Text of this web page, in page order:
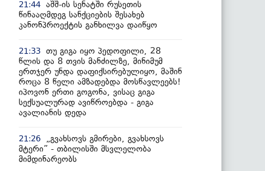
21:44 აშშ-ის სენატში რუსეთის
წინააღმდეგ სანქციების შესახებ
კანონპროექტის განხილვა დაიწყო
21:33 თუ გიგა იყო პედოფილი, 28
წლის და 8 თვის მანძილზე, მინიმუმ
ერთჯერ უნდა დაფიქსირებულიყო, მაშინ
როცა 8 წელი ამზადებდა მოსწავლეებს!
იპოვონ ერთი გოგონა, ვისაც გიგა
სექსუალურად ავიწროებდა - გიგა
ავალიანის დედა
21:26
„გვახსოვს გმირები, გვახსოვს
მტერი” - თბილისში მსვლელობა
მიმდინარეობს